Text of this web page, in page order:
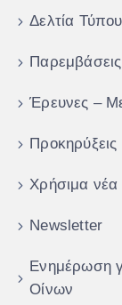
Δελτία Τύπου
Παρεμβάσεις
Έρευνες –
Προκηρύξεις
Χρήσιμα νέα
Newsletter
Ενημέρωση
Οίνων